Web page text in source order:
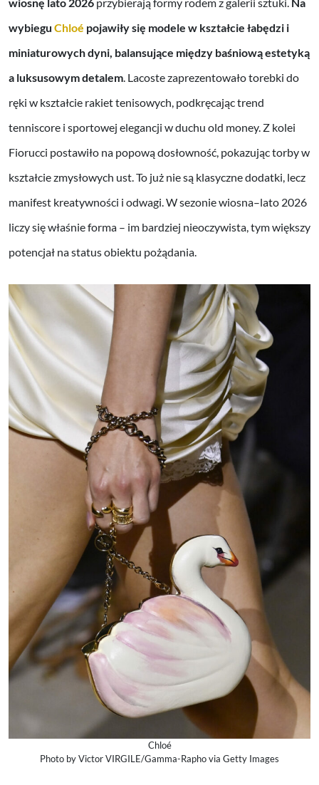
wiosnę lato 2026 przybierają formy rodem z galerii sztuki. Na
wybiegu Chloé pojawiły się modele w kształcie łabędzi i
miniaturowych dyni, balansujące między baśniową estetyką
a luksusowym detalem. Lacoste zaprezentowało torebki do
ręki w kształcie rakiet tenisowych, podkręcając trend
tenniscore i sportowej elegancji w duchu old money. Z kolei
Fiorucci postawiło na popową dosłowność, pokazując torby w
kształcie zmysłowych ust. To już nie są klasyczne dodatki, lecz
manifest kreatywności i odwagi. W sezonie wiosna–lato 2026
liczy się właśnie forma – im bardziej nieoczywista, tym większy
potencjał na status obiektu pożądania.
Chloé
Photo by Victor VIRGILE/Gamma-Rapho via Getty Images